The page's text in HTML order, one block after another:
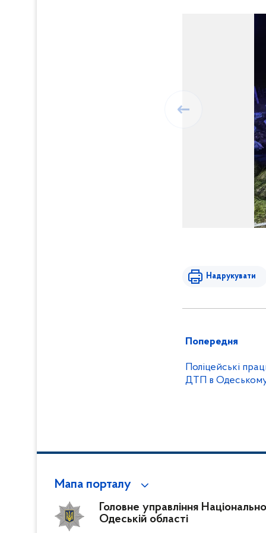
Надрукувати
Попередня
Поліцейські
ДТП в
Мапа порталу
Головне управління
Одеській області